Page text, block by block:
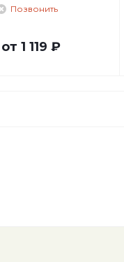
Позвонить
от 1 119 ₽